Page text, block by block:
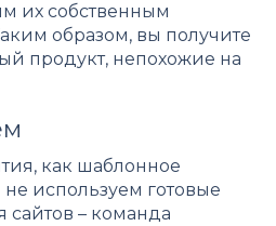
их собственным
образом, вы получите
продукт, непохожие на
как шаблонное
используем готовые
сайтов – команда